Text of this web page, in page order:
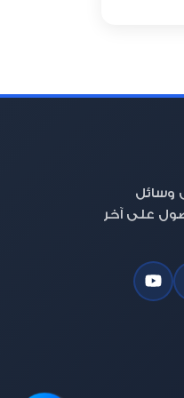
وسائل
على آخر